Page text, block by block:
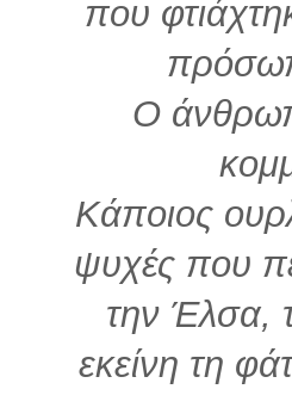
που
Ο
Κάποιος
ψυχές που
την Έλσα,
εκείνη τη